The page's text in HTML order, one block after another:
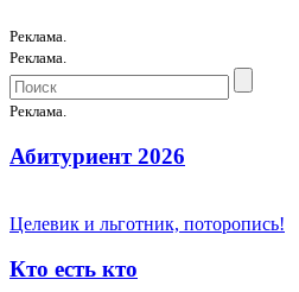
Реклама.
Реклама.
Реклама.
Абитуриент 2026
Целевик и льготник, поторопись!
Кто есть кто